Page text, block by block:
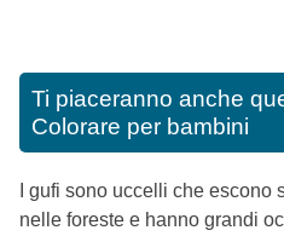
Ti piaceranno anche
Colorare per bambini
I gufi sono uccelli che escono
nelle foreste e hanno grandi